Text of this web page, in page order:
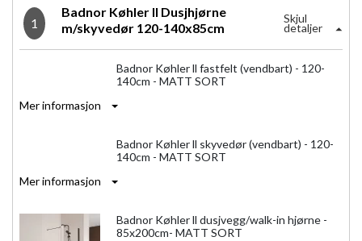
1
Badnor Køhler ll Dusjhjørne
m/skyvedør 120-140x85cm
Skjul
detaljer
Badnor Køhler ll fastfelt (vendbart) - 120-
140cm - MATT SORT
Mer informasjon
Badnor Køhler ll skyvedør (vendbart) - 120-
140cm - MATT SORT
Mer informasjon
Badnor Køhler ll dusjvegg/walk-in hjørne -
85x200cm- MATT SORT